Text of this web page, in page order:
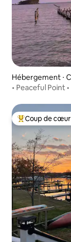
Hébergement ⋅
• Peaceful Point
Coups de cœur
Coup de